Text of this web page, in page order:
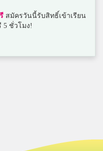
สมัครวันนี้รับสิทธิ์เข้าเรียน
5 ชั่วโมง!